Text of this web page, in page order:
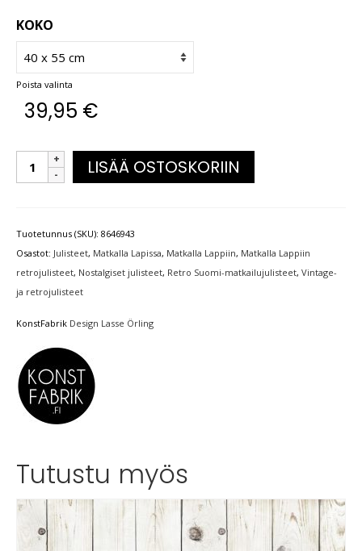
KOKO
Poista valinta
39,95 €
LISÄÄ OSTOSKORIIN
Tuotetunnus (SKU): 8646943
Osastot: Julisteet, Matkalla Lapissa, Matkalla Lappiin, Matkalla Lappiin
retrojulisteet, Nostalgiset julisteet, Retro Suomi-matkailujulisteet, Vintage-
ja retrojulisteet
KonstFabrik Design Lasse Örling
Tutustu myös